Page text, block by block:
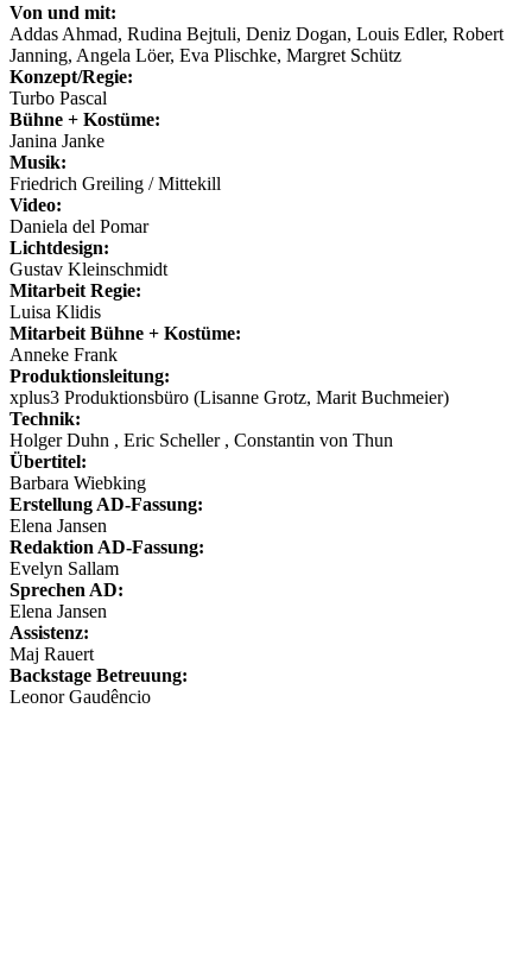
Von und mit:
Addas Ahmad, Rudina Bejtuli, Deniz Dogan, Louis Edler, Robert
Janning, Angela Löer, Eva Plischke, Margret Schütz
Konzept/Regie:
Turbo Pascal
Bühne + Kostüme:
Janina Janke
Musik:
Friedrich Greiling / Mittekill
Video:
Daniela del Pomar
Lichtdesign:
Gustav Kleinschmidt
Mitarbeit Regie:
Luisa Klidis
Mitarbeit Bühne + Kostüme:
Anneke Frank
Produktionsleitung:
xplus3 Produktionsbüro (Lisanne Grotz, Marit Buchmeier)
Technik:
Holger Duhn , Eric Scheller , Constantin von Thun
Übertitel:
Barbara Wiebking
Erstellung AD-Fassung:
Elena Jansen
Redaktion AD-Fassung:
Evelyn Sallam
Sprechen AD:
Elena Jansen
Assistenz:
Maj Rauert
Backstage Betreuung:
Leonor Gaudêncio